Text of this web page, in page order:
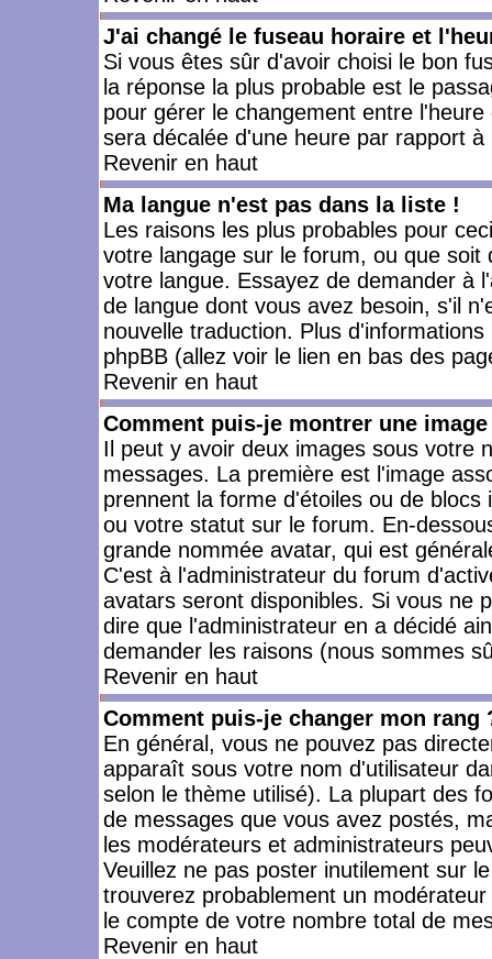
J'ai changé le fuseau horaire et
Si vous êtes sûr d'avoir choisi le bon
la réponse la plus probable est le
pour gérer le changement entre
sera décalée d'une heure par rapport à
Revenir en haut
Ma langue n'est pas dans la liste !
Les raisons les plus probables pour
votre langage sur le forum, ou que
votre langue. Essayez de demander à
de langue dont vous avez besoin, s'il
nouvelle traduction. Plus
phpBB (allez voir le lien en bas des
Revenir en haut
Comment puis-je montrer une
Il peut y avoir deux images sous votre
messages. La première est l'image
prennent la forme d'étoiles ou de
ou votre statut sur le forum. En-
grande nommée avatar, qui est
C'est à l'administrateur du forum
avatars seront disponibles. Si vous ne
dire que l'administrateur en a décidé
demander les raisons (nous sommes
Revenir en haut
Comment puis-je changer mon rang
En général, vous ne pouvez pas
apparaît sous votre nom d'utilisateur
selon le thème utilisé). La plupart des
de messages que vous avez postés,
les modérateurs et administrateurs
Veuillez ne pas poster inutilement sur
trouverez probablement un
le compte de votre nombre total de
Revenir en haut